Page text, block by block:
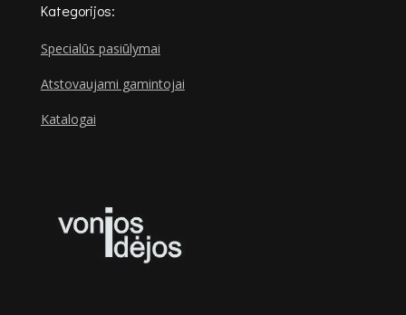
Kategorijos:
Specialūs pasiūlymai
Atstovaujami gamintojai
Katalogai